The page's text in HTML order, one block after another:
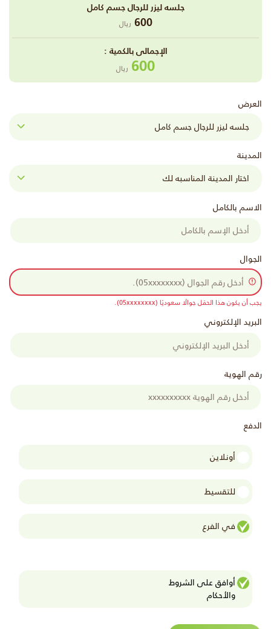
العرض
المدينة
الاسم بالكامل
الجوال
يجب أن يكون هذا الحقل جوالًا سعوديًا (05xxxxxxxx).
البريد الإلكتروني
رقم الهوية
الدفع
أونلاين
للتقسيط
في الفرع
أوافق على الشروط
واﻷحكام
جلسه ليزر للرجال جسم كامل
600 ريال
اﻹجمالى بالكمية :
600 ريال